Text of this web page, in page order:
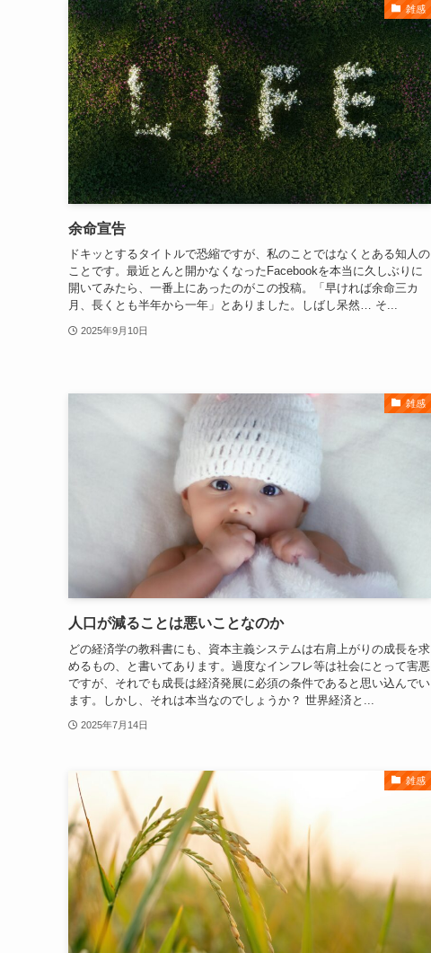
雑感
余命宣告
ドキッとするタイトルで恐縮ですが、私のことではなくとある知人の
ことです。最近とんと開かなくなったFacebookを本当に久しぶりに
開いてみたら、一番上にあったのがこの投稿。「早ければ余命三カ
月、長くとも半年から一年」とありました。しばし呆然… そ...
2025年9月10日
雑感
人口が減ることは悪いことなのか
どの経済学の教科書にも、資本主義システムは右肩上がりの成長を求
めるもの、と書いてあります。過度なインフレ等は社会にとって害悪
ですが、それでも成長は経済発展に必須の条件であると思い込んでい
ます。しかし、それは本当なのでしょうか？ 世界経済と...
2025年7月14日
雑感